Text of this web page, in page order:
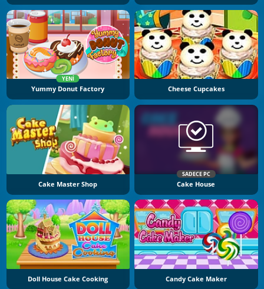
YENI
Yummy Donut Factory Cheese Cupcakes
Cake Master Shop
SADECE PC
Cake House
Doll House Cake Cooking Candy Cake Maker